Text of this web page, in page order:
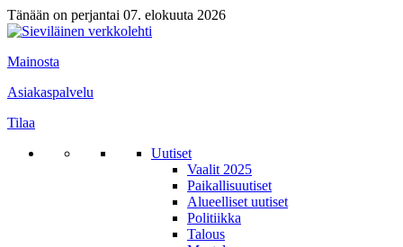
Tänään on perjantai 07. elokuuta 2026
Mainosta
Asiakaspalvelu
Tilaa
Uutiset
Vaalit 2025
Paikallisuutiset
Alueelliset uutiset
Politiikka
Talous